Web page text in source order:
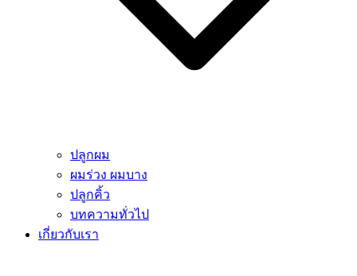
ปลูกผม
ผมร่วง ผมบาง
ปลูกคิ้ว
บทความทั่วไป
เกี่ยวกับเรา